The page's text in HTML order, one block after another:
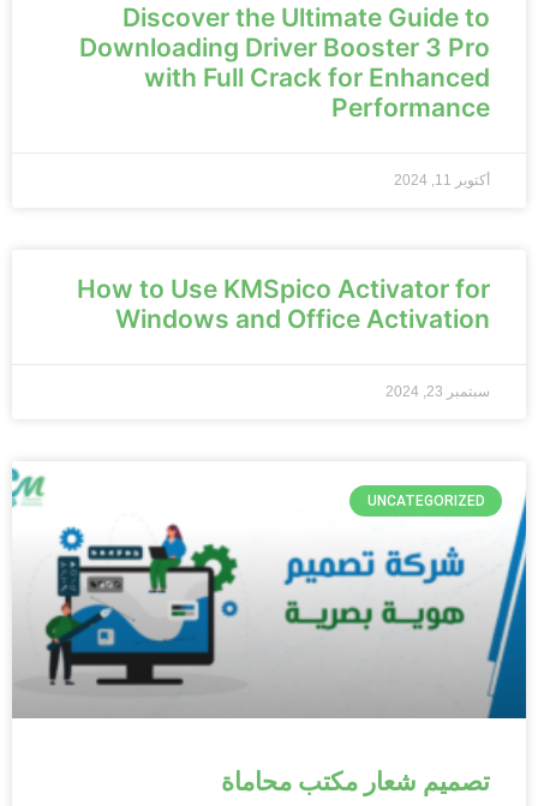
Discover the Ultimate Guide to
Downloading Driver Booster 3 Pro
with Full Crack for Enhanced
Performance
أكتوبر 11, 2024
How to Use KMSpico Activator for
Windows and Office Activation
سبتمبر 23, 2024
UNCATEGORIZED
تصميم شعار مكتب محاماة